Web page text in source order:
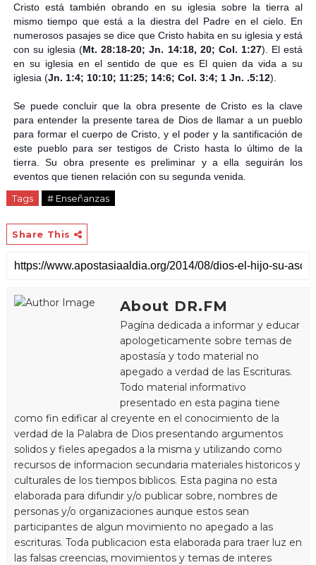
Cristo está también obrando en su iglesia sobre la tierra al
mismo tiempo que está a la diestra del Padre en el cielo. En
numerosos pasajes se dice que Cristo habita en su iglesia y está
con su iglesia (Mt. 28:18-20; Jn. 14:18, 20; Col. 1:27). El está
en su iglesia en el sentido de que es El quien da vida a su
iglesia (Jn. 1:4; 10:10; 11:25; 14:6; Col. 3:4; 1 Jn. .5:12).
Se puede concluir que la obra presente de Cristo es la clave
para entender la presente tarea de Dios de llamar a un pueblo
para formar el cuerpo de Cristo, y el poder y la santificación de
este pueblo para ser testigos de Cristo hasta lo último de la
tierra. Su obra presente es preliminar y a ella seguirán los
eventos que tienen relación con su segunda venida.
Tags
# Enseñanzas
Share This
About DR.FM
Pagína dedicada a informar y educar
apologeticamente sobre temas de
apostasía y todo material no
apegado a verdad de las Escrituras.
Todo material informativo
presentado en esta pagina tiene
como fin edificar al creyente en el conocimiento de la
verdad de la Palabra de Dios presentando argumentos
solidos y fieles apegados a la misma y utilizando como
recursos de informacion secundaria materiales historicos y
culturales de los tiempos biblicos. Esta pagina no esta
elaborada para difundir y/o publicar sobre, nombres de
personas y/o organizaciones aunque estos sean
participantes de algun movimiento no apegado a las
escrituras. Toda publicacion esta elaborada para traer luz en
las falsas creencias, movimientos y temas de interes